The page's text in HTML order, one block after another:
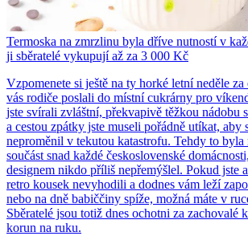
Termoska na zmrzlinu byla dříve nutností v
ji sběratelé vykupují až za 3 000 Kč
Vzpomenete si ještě na ty horké letní neděle
vás rodiče poslali do místní cukrárny pro
jste svírali zvláštní, překvapivě těžkou nádobu
a cestou zpátky jste museli pořádně utíkat, aby
neproměnil v tekutou katastrofu. Tehdy to byla
součást snad každé československé
designem nikdo příliš nepřemýšlel. Pokud jste
retro kousek nevyhodili a dodnes vám leží
nebo na dně babiččiny spíže, možná máte v
Sběratelé jsou totiž dnes ochotni za zachovalé
korun na ruku.